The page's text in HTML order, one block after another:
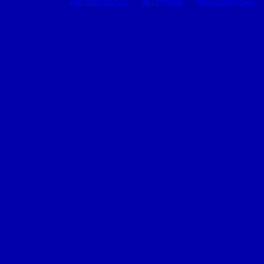
ATELIERS ZIGZAG BILLETTERIE TRANSMISSIONS